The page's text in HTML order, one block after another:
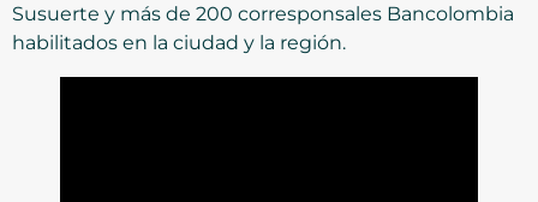
Susuerte y más de 200 corresponsales Bancolombia
habilitados en la ciudad y la región.